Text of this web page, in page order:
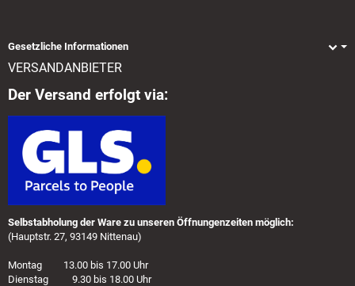
Gesetzliche Informationen
VERSANDANBIETER
Der Versand erfolgt via:
Selbstabholung der Ware zu unseren Öffnungenzeiten möglich:
(Hauptstr. 27, 93149 Nittenau)
Montag 13.00 bis 17.00 Uhr
Dienstag 9.30 bis 18.00 Uhr